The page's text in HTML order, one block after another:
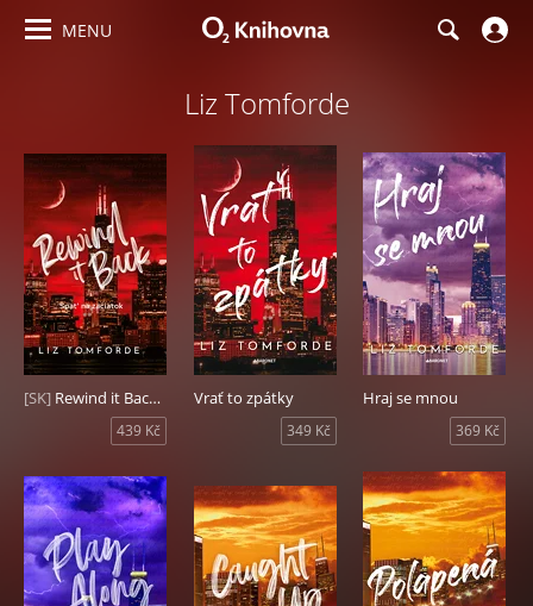
MENU
Liz Tomforde
[SK] Rewind it Back - Späť na začiatok
439 Kč
Vrať to zpátky
349 Kč
Hraj se mnou
369 Kč